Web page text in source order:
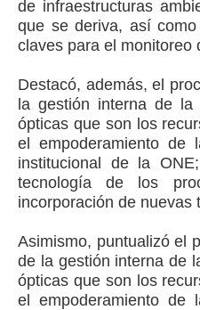
de infraestructuras
que se deriva, así
claves para el monitoreo
Destacó, además, el
la gestión interna de
ópticas que son los
el empoderamiento de
institucional de la
tecnología de los
incorporación de nuevas
Asimismo, puntualizó el
de la gestión interna de
ópticas que son los
el empoderamiento de